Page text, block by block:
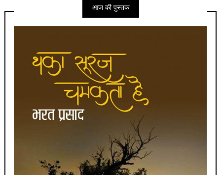
आज की पुस्तक